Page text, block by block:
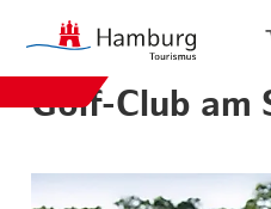
Golf-Club am